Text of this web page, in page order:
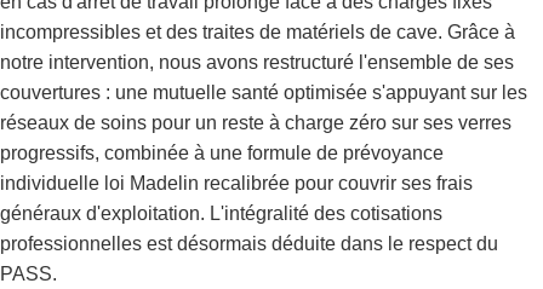
incompressibles et des traites de matériels de cave. Grâce à
notre intervention, nous avons restructuré l'ensemble de ses
couvertures : une mutuelle santé optimisée s'appuyant sur les
réseaux de soins pour un reste à charge zéro sur ses verres
progressifs, combinée à une formule de prévoyance
individuelle loi Madelin recalibrée pour couvrir ses frais
généraux d'exploitation. L'intégralité des cotisations
professionnelles est désormais déduite dans le respect du
PASS.